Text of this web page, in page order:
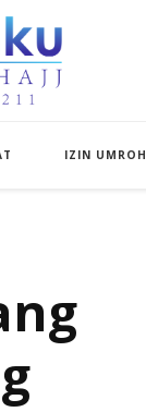
IZIN UMROH